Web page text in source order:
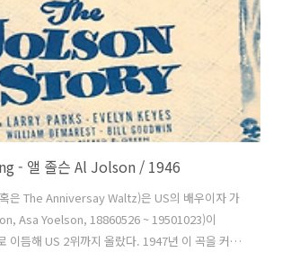
- 앨 졸슨 Al Jolson / 1946
은 The Anniversay Waltz)은 US의 배우이자 가
Asa Yoelson, 18860526 ~ 19501023)이
이듬해 US 2위까지 올랐다. 1947년 이 곡을 커버
트 상위권에 진입했는데 다이나 쇼어(Dinah